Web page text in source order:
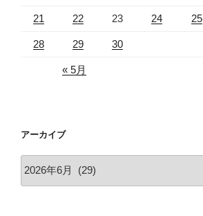
21 22 23 24 25
28 29 30
« 5月
アーカイブ